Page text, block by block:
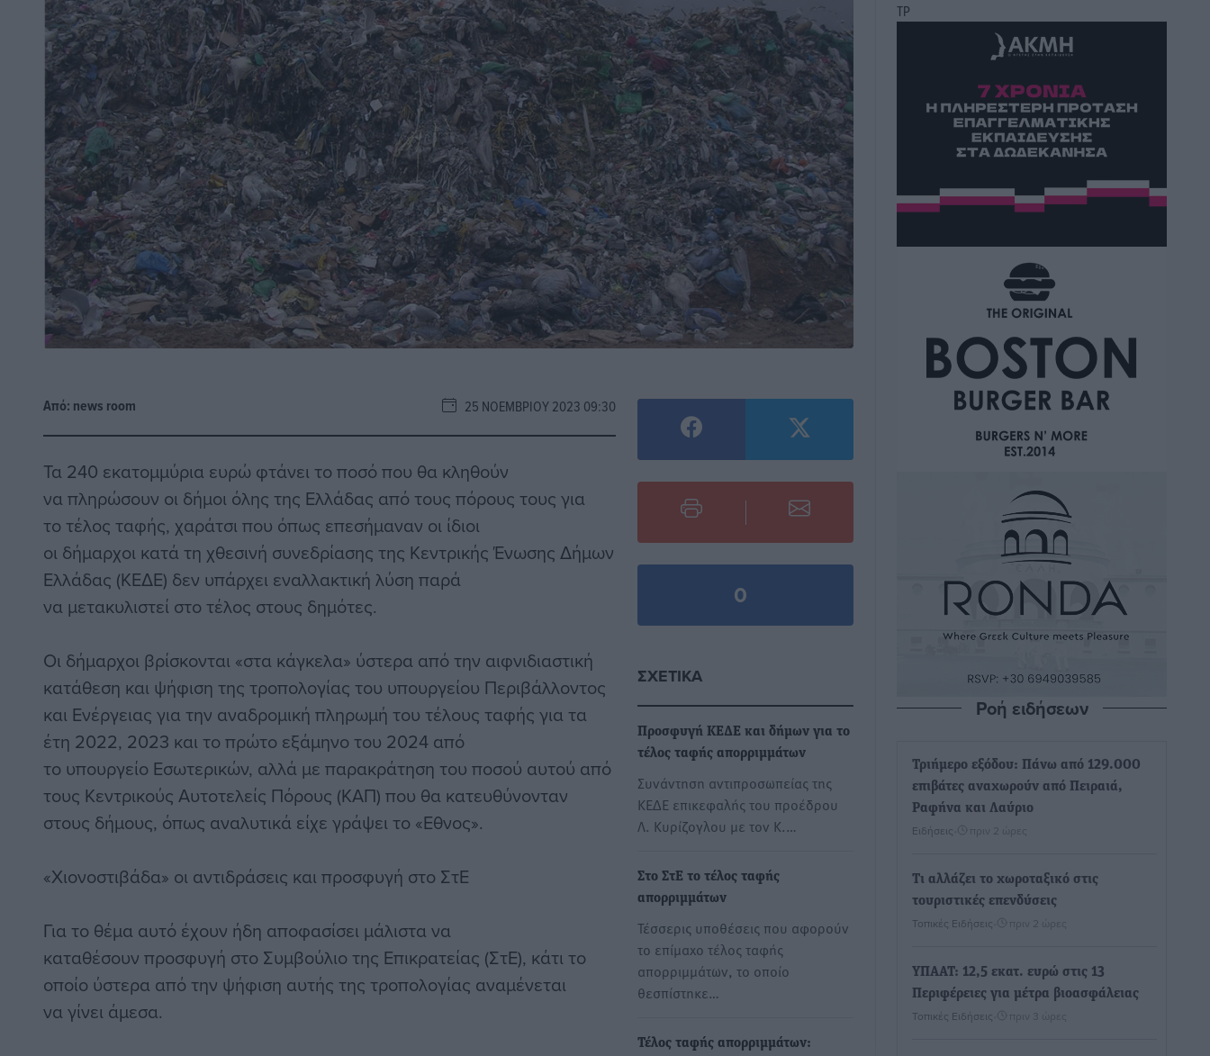
Από: news room 25 ΝΟΕΜΒΡΊΟΥ 2023 09:30
Τα 240 εκατομμύρια ευρώ φτάνει το ποσό που θα κληθούν
να πληρώσουν οι δήμοι όλης της Ελλάδας από τους πόρους τους για
το τέλος ταφής, χαράτσι που όπως επεσήμαναν οι ίδιοι
οι δήμαρχοι κατά τη χθεσινή συνεδρίασης της Κεντρικής Ένωσης Δήμων
Ελλάδας (ΚΕΔΕ) δεν υπάρχει εναλλακτική λύση παρά
να μετακυλιστεί στο τέλος στους δημότες.
Οι δήμαρχοι βρίσκονται «στα κάγκελα» ύστερα από την αιφνιδιαστική
κατάθεση και ψήφιση της τροπολογίας του υπουργείου Περιβάλλοντος
και Ενέργειας για την αναδρομική πληρωμή του τέλους ταφής για τα
έτη 2022, 2023 και το πρώτο εξάμηνο του 2024 από
το υπουργείο Εσωτερικών, αλλά με παρακράτηση του ποσού αυτού από
τους Κεντρικούς Αυτοτελείς Πόρους (ΚΑΠ) που θα κατευθύνονταν
στους δήμους, όπως αναλυτικά είχε γράψει το «Εθνος».
«Χιονοστιβάδα» οι αντιδράσεις και προσφυγή στο ΣτΕ
Για το θέμα αυτό έχουν ήδη αποφασίσει μάλιστα να
καταθέσουν προσφυγή στο Συμβούλιο της Επικρατείας (ΣτΕ), κάτι το
οποίο ύστερα από την ψήφιση αυτής της τροπολογίας αναμένεται
να γίνει άμεσα.
0
ΣΧΕΤΙΚΆ
Προσφυγή ΚΕΔΕ και δήμων για το
τέλος ταφής απορριμμάτων
Συνάντηση αντιπροσωπείας της
ΚΕΔΕ επικεφαλής του προέδρου
Λ. Κυρίζογλου με τον Κ.…
Στο ΣτΕ το τέλος ταφής
απορριμμάτων
Τέσσερις υποθέσεις που αφορούν
το επίμαχο τέλος ταφής
απορριμμάτων, το οποίο
θεσπίστηκε…
Τέλος ταφής απορριμμάτων:
ΤΡ
Ροή ειδήσεων
Τριήμερο εξόδου: Πάνω από 129.000
επιβάτες αναχωρούν από Πειραιά,
Ραφήνα και Λαύριο
Ειδήσεις πριν 2 ώρες
Τι αλλάζει το χωροταξικό στις
τουριστικές επενδύσεις
Τοπικές Ειδήσεις πριν 2 ώρες
ΥΠΑΑΤ: 12,5 εκατ. ευρώ στις 13
Περιφέρειες για μέτρα βιοασφάλειας
Τοπικές Ειδήσεις πριν 3 ώρες